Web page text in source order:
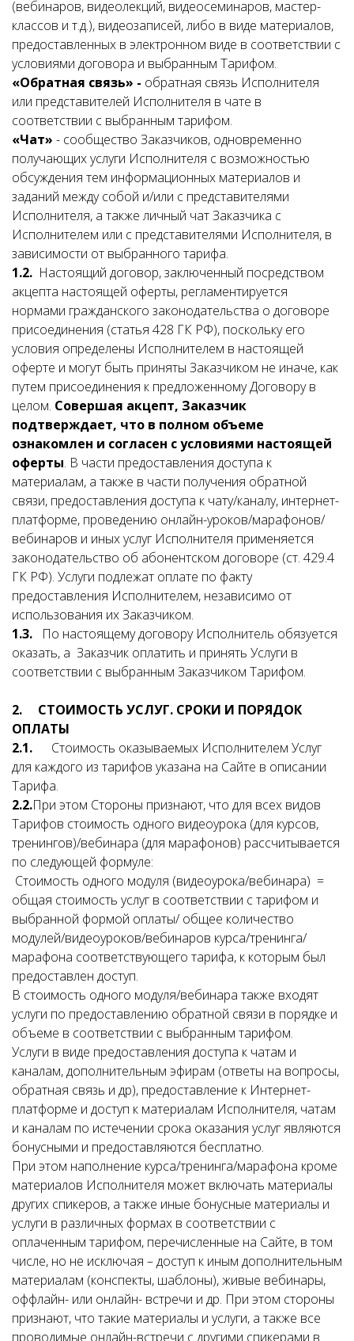
(вебинаров, видеолекций, видеосеминаров, мастер-
классов и т.д.), видеозаписей, либо в виде материалов,
предоставленных в электронном виде в соответствии с
условиями договора и выбранным Тарифом.
«Обратная связь» - обратная связь Исполнителя
или представителей Исполнителя в чате в
соответствии с выбранным тарифом.
«Чат» - сообщество Заказчиков, одновременно
получающих услуги Исполнителя с возможностью
обсуждения тем информационных материалов и
заданий между собой и/или с представителями
Исполнителя, а также личный чат Заказчика с
Исполнителем или с представителями Исполнителя, в
зависимости от выбранного тарифа.
1.2. Настоящий договор, заключенный посредством
акцепта настоящей оферты, регламентируется
нормами гражданского законодательства о договоре
присоединения (статья 428 ГК РФ), поскольку его
условия определены Исполнителем в настоящей
оферте и могут быть приняты Заказчиком не иначе, как
путем присоединения к предложенному Договору в
целом. Совершая акцепт, Заказчик
подтверждает, что в полном объеме
ознакомлен и согласен с условиями настоящей
оферты. В части предоставления доступа к
материалам, а также в части получения обратной
связи, предоставления доступа к чату/каналу, интернет-
платформе, проведению онлайн-уроков/марафонов/
вебинаров и иных услуг Исполнителя применяется
законодательство об абонентском договоре (ст. 429.4
ГК РФ). Услуги подлежат оплате по факту
предоставления Исполнителем, независимо от
использования их Заказчиком.
1.3. По настоящему договору Исполнитель обязуется
оказать, а Заказчик оплатить и принять Услуги в
соответствии с выбранным Заказчиком Тарифом.
2. СТОИМОСТЬ УСЛУГ. СРОКИ И ПОРЯДОК
ОПЛАТЫ
2.1. Стоимость оказываемых Исполнителем Услуг
для каждого из тарифов указана на Сайте в описании
Тарифа.
2.2.При этом Стороны признают, что для всех видов
Тарифов стоимость одного видеоурока (для курсов,
тренингов)/вебинара (для марафонов) рассчитывается
по следующей формуле:
Стоимость одного модуля (видеоурока/вебинара) =
общая стоимость услуг в соответствии с тарифом и
выбранной формой оплаты/ общее количество
модулей/видеоуроков/вебинаров курса/тренинга/
марафона соответствующего тарифа, к которым был
предоставлен доступ.
В стоимость одного модуля/вебинара также входят
услуги по предоставлению обратной связи в порядке и
объеме в соответствии с выбранным тарифом.
Услуги в виде предоставления доступа к чатам и
каналам, дополнительным эфирам (ответы на вопросы,
обратная связь и др), предоставление к Интернет-
платформе и доступ к материалам Исполнителя, чатам
и каналам по истечении срока оказания услуг являются
бонусными и предоставляются бесплатно.
При этом наполнение курса/тренинга/марафона кроме
материалов Исполнителя может включать материалы
других спикеров, а также иные бонусные материалы и
услуги в различных формах в соответствии с
оплаченным тарифом, перечисленные на Сайте, в том
числе, но не исключая – доступ к иным дополнительным
материалам (конспекты, шаблоны), живые вебинары,
оффлайн- или онлайн- встречи и др. При этом стороны
признают, что такие материалы и услуги, а также все
проводимые онлайн-встречи с другими спикерами в